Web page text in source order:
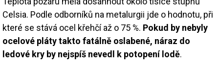
Celsia. Podle odborníků na metalurgii jde o hodnotu, při
které se stává ocel křehčí až o 75 %. Pokud by nebyly
ocelové pláty takto fatálně oslabené, náraz do
ledové kry by nejspíš nevedl k potopení lodě.